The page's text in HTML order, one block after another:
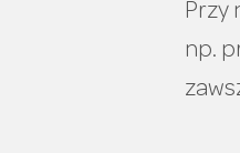
Przy
np.